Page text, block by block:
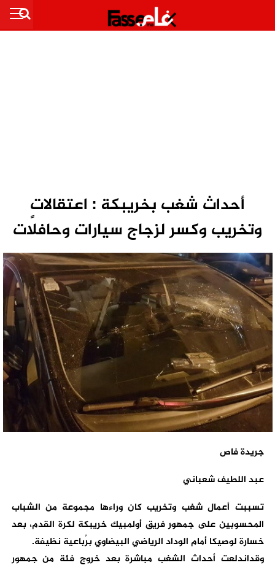
أحداث شغب بخريبكة : اعتقالاتٍ
وتخريب وكسر لزجاج سيارات وحافلات
جريدة فاص
عبد اللطيف شعباني
تسببت أعمال شغب وتخريب كان وراءها مجموعة من الشباب
المحسوبين على جمهور فريق أولمبيك خريبكة لكرة القدم، بعد
خسارة لوصيكا أمام الوداد الرياضي البيضاوي برُباعية نظيفة.
وقداندلعت أحداث الشغب مباشرة بعد خروج فئة من جمهور